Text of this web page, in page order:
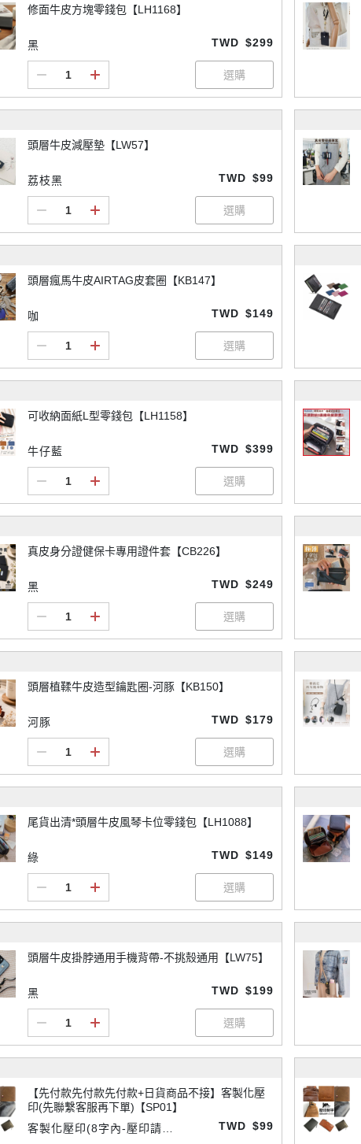
修面牛皮方塊零錢包【LH1168】
黑 TWD $299
頭層牛皮減壓墊【LW57】
荔枝黑 TWD $99
頭層瘋馬牛皮AIRTAG皮套圈【KB147】
咖 TWD $149
可收納面紙L型零錢包【LH1158】
牛仔藍 TWD $399
真皮身分證健保卡專用證件套【CB226】
黑 TWD $249
頭層植鞣牛皮造型鑰匙圈-河豚【KB150】
河豚 TWD $179
尾貨出清*頭層牛皮風琴卡位零錢包【LH1088】
綠 TWD $149
頭層牛皮掛脖通用手機背帶-不挑殼通用【LW75】
黑 TWD $199
【先付款先付款先付款+日貨商品不接】客製化壓
印(先聯繫客服再下單)【SP01】
客製化壓印(8字內-壓印請先
TWD $99